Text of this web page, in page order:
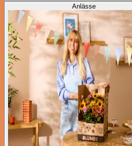
Anlässe